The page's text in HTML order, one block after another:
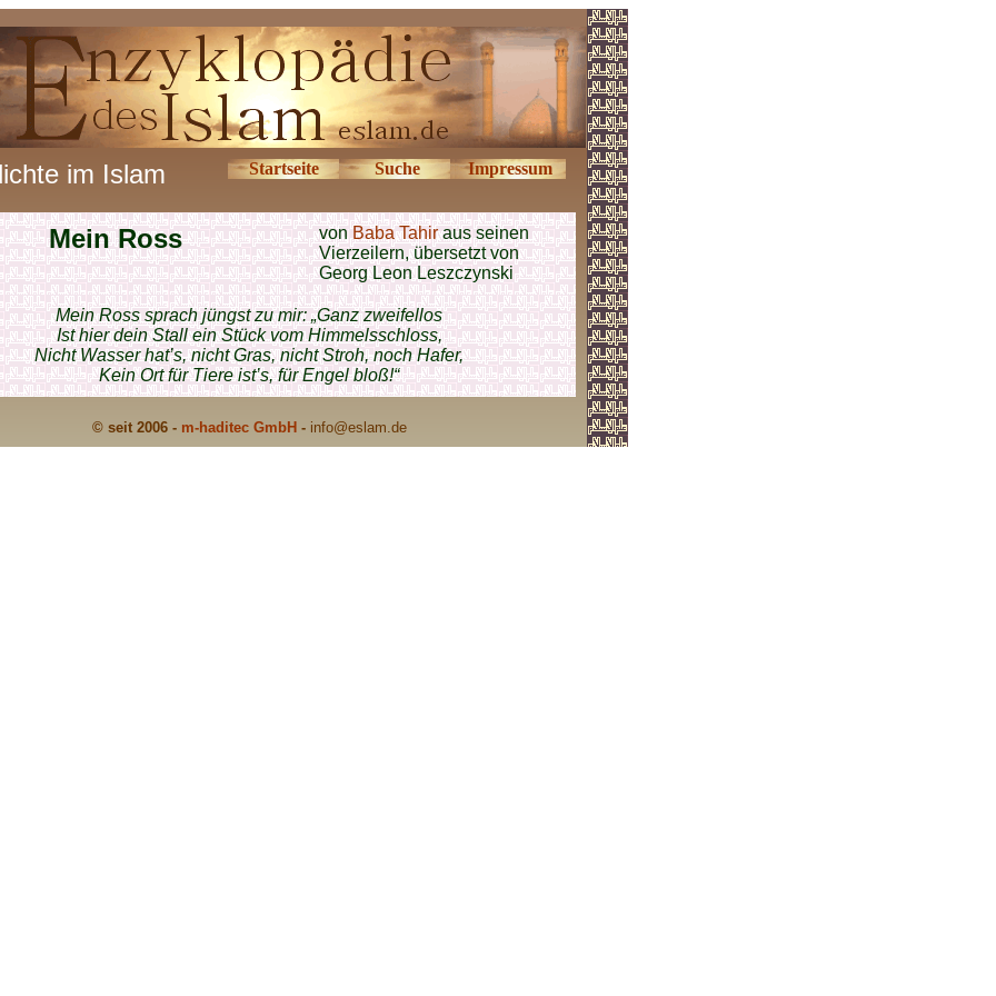
im Islam Startseite Suche Impressum
Mein Ross vonBaba Tahiraus seinen
Vierzeilern, übersetzt von
Georg Leon Leszczynski
Mein Ross sprach jüngst zu mir: „Ganz zweifellos
Ist hier dein Stall ein Stück vom Himmelsschloss,
Nicht Wasser hat’s, nicht Gras, nicht Stroh, noch Hafer,
Kein Ort für Tiere ist’s, für Engel bloß!“
© seit 2006 - m-haditec GmbH - info@eslam.de